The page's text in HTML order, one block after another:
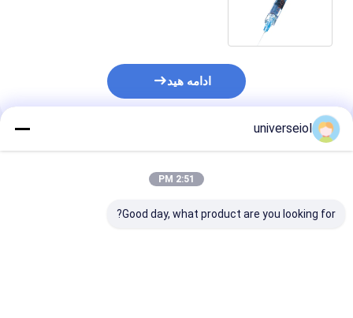
ادامه هید
محصولات توصیه شده
universeiol
2:51 PM
Good day, what product are you looking for?